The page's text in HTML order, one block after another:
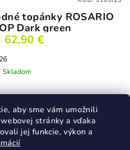
aby sme vám umožnili
stránky a vďaka
jej funkcie, výkon a
topánky ROSARIO
Dark green
62,90 €
26
Skladom
Detail